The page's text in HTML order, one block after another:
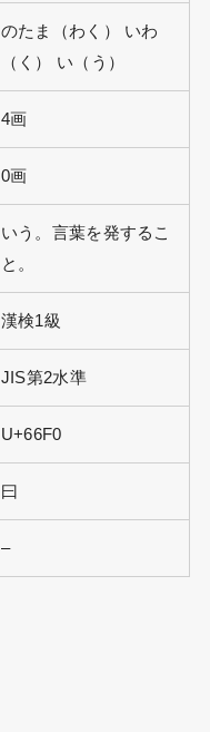
のたま（わく） いわ
（く） い（う）
4画
0画
いう。言葉を発するこ
と。
漢検1級
JIS第2水準
U+66F0
曰
–